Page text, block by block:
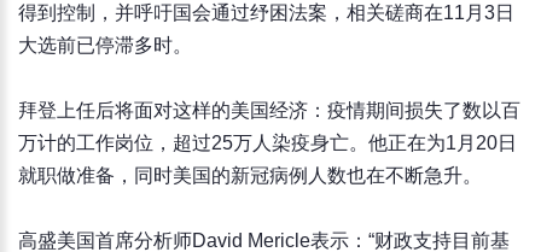
得到控制，并呼吁国会通过纾困法案，相关磋商在11月3日
大选前已停滞多时。
拜登上任后将面对这样的美国经济：疫情期间损失了数以百
万计的工作岗位，超过25万人染疫身亡。他正在为1月20日
就职做准备，同时美国的新冠病例人数也在不断急升。
高盛美国首席分析师David Mericle表示：“财政支持目前基